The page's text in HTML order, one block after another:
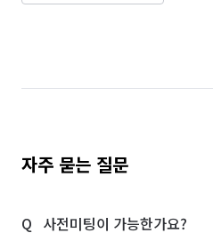
자주 묻는 질문
사전미팅이 가능한가요?